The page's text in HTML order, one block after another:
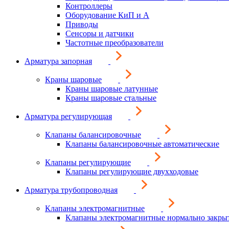
Контроллеры
Оборудование КиП и А
Приводы
Сенсоры и датчики
Частотные преобразователи
Арматура запорная
Краны шаровые
Краны шаровые латунные
Краны шаровые стальные
Арматура регулирующая
Клапаны балансировочные
Клапаны балансировочные автоматические
Клапаны регулирующие
Клапаны регулирующие двухходовые
Арматура трубопроводная
Клапаны электромагнитные
Клапаны электромагнитные нормально